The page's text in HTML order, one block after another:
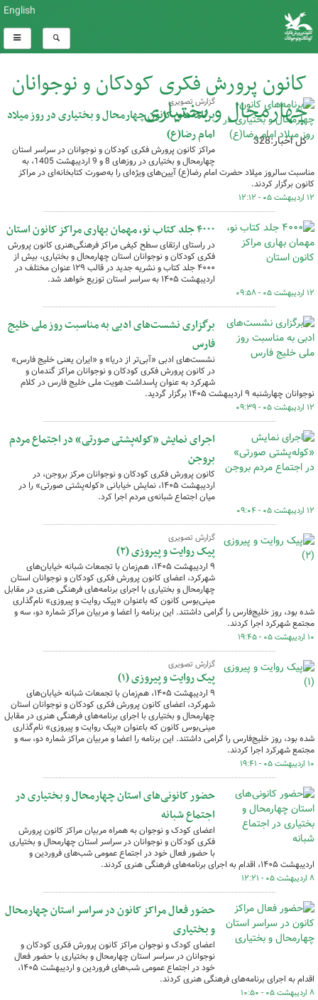
English
کانون پرورش فکری کودکان و نوجوانان
چهارمحال و بختیاری
کل اخبار:328
گزارش تصویری
برنامه‌های کانون چهارمحال و بختیاری در روز میلاد
امام رضا(ع)
مراکز کانون پرورش فکری کودکان و نوجوانان در سراسر استان
چهارمحال و بختیاری در روزهای 8 و 9 اردیبهشت 1405، به
مناسبت سالروز میلاد حضرت امام رضا(ع) آیین‌های ویژه‌ای را به‌صورت کتابخانه‌ای در مراکز
کانون برگزار کردند.
۱۲ اردیبهشت ۰۵ - ۱۲:۱۲
۴۰۰۰ جلد کتاب نو، مهمان بهاری مراکز کانون استان
در راستای ارتقای سطح کیفی مراکز فرهنگی‌هنری کانون پرورش
فکری کودکان و نوجوانان استان چهارمحال و بختیاری، بیش از
۴۰۰۰ جلد کتاب و نشریه جدید در قالب ۱۲۹ عنوان مختلف در
اردیبهشت ۱۴۰۵ به سراسر استان توزیع خواهد شد.
۱۲ اردیبهشت ۰۵ - ۰۹:۵۸
برگزاری نشست‌های ادبی به مناسبت روز ملی خلیج
فارس
نشست‌های ادبی «آبی‌تر از دریا» و «ایران یعنی خلیج فارس»
در کانون پرورش فکری کودکان و نوجوانان مراکز گندمان و
شهرکرد به عنوان پاسداشت هویت ملی خلیج فارس در کلام
نوجوانان چهارشنبه ۹ اردیبهشت ۱۴۰۵ برگزار گردید.
۱۲ اردیبهشت ۰۵ - ۰۹:۳۹
اجرای نمایش «کوله‌پشتی صورتی» در اجتماع مردم
بروجن
کانون پرورش فکری کودکان و نوجوانان مرکز بروجن، در
اردیبهشت ۱۴۰۵، نمایش خیابانی «کوله‌پشتی صورتی» را در
میان اجتماع شبانه‌ی مردم اجرا کرد.
۱۲ اردیبهشت ۰۵ - ۰۹:۰۴
گزارش تصویری
پیک روایت و پیروزی (۲)
۹ اردیبهشت ۱۴۰۵، هم‌زمان با تجمعات شبانه خیابان‌های
شهرکرد، اعضای کانون پرورش فکری کودکان و نوجوانان استان
چهارمحال و بختیاری با اجرای برنامه‌های فرهنگی هنری در مقابل
مینی‌بوس کانون که باعنوان «پیک روایت و پیروزی» نام‌گذاری
شده بود، روز خلیج‌فارس را گرامی داشتند. این برنامه را اعضا و مربیان مراکز شماره دو، سه و
مجتمع شهرکرد اجرا کردند.
۱۰ اردیبهشت ۰۵ - ۱۹:۴۵
گزارش تصویری
پیک روایت و پیروزی (۱)
۹ اردیبهشت ۱۴۰۵، هم‌زمان با تجمعات شبانه خیابان‌های
شهرکرد، اعضای کانون پرورش فکری کودکان و نوجوانان استان
چهارمحال و بختیاری با اجرای برنامه‌های فرهنگی هنری در مقابل
مینی‌بوس کانون که باعنوان «پیک روایت و پیروزی» نام‌گذاری
شده بود، روز خلیج‌فارس را گرامی داشتند. این برنامه را اعضا و مربیان مراکز شماره دو، سه و
مجتمع شهرکرد اجرا کردند.
۱۰ اردیبهشت ۰۵ - ۱۹:۴۱
حضور کانونی‌های استان چهارمحال و بختیاری در
اجتماع شبانه
اعضای کودک و نوجوان به همراه مربیان مراکز کانون پرورش
فکری کودکان و نوجوانان در سراسر استان چهارمحال و بختیاری
با حضور فعال خود در اجتماع عمومی شب‌های فروردین و
اردیبهشت ۱۴۰۵، اقدام به اجرای برنامه‌های فرهنگی هنری کردند.
۸ اردیبهشت ۰۵ - ۱۲:۲۱
حضور فعال مراکز کانون در سراسر استان چهارمحال
و بختیاری
اعضای کودک و نوجوان مراکز کانون پرورش فکری کودکان و
نوجوانان در سراسر استان چهارمحال و بختیاری با حضور فعال
خود در اجتماع عمومی شب‌های فروردین و اردیبهشت ۱۴۰۵،
اقدام به اجرای برنامه‌های فرهنگی هنری کردند.
۸ اردیبهشت ۰۵ - ۱۰:۵۰